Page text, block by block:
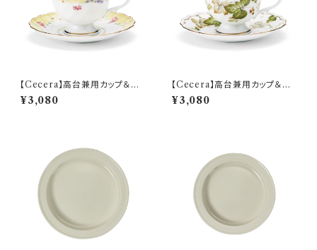
【Cecera】高台兼用カップ＆ソ
ーサー【CE1033-28K】
¥3,080
【Cecera】高台兼用カップ＆ソ
ーサー【CE1034-28K】
¥3,080